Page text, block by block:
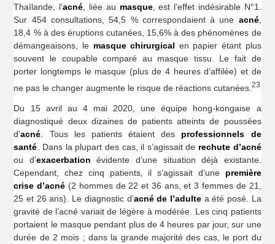
Thaïlande, l’acné, liée au masque, est l’effet indésirable N°1.
Sur 454 consultations, 54,5 % correspondaient à une acné,
18,4 % à des éruptions cutanées, 15,6% à des phénomènes de
démangeaisons, le masque chirurgical en papier étant plus
souvent le coupable comparé au masque tissu. Le fait de
porter longtemps le masque (plus de 4 heures d’affilée) et de
ne pas le changer augmente le risque de réactions cutanées.23
Du 15 avril au 4 mai 2020, une équipe hong-kongaise a
diagnostiqué deux dizaines de patients atteints de poussées
d’acné . Tous les patients étaient des professionnels de
santé . Dans la plupart des cas, il s’agissait de rechute d’acné
ou d’exacerbation évidente d‘une situation déjà existante.
Cependant, chez cinq patients, il s’agissait d’une première
crise d’acné (2 hommes de 22 et 36 ans, et 3 femmes de 21,
25 et 26 ans). Le diagnostic d’acné de l’adultea été posé. La
gravité de l’acné variait de légère à modérée. Les cinq patients
portaient le masque pendant plus de 4 heures par jour, sur une
durée de 2 mois ; dans la grande majorité des cas, le port du